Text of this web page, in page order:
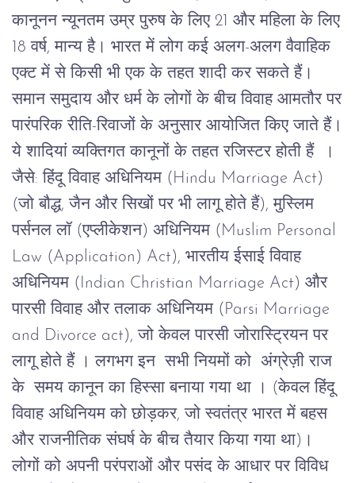
कानूनन न्यूनतम उम्र पुरुष के लिए21 और महिला के लिए
18वर्ष,मान्य है। भारत में लोग कई अलग-अलग वैवाहिक
एक्ट में से किसी भी एक के तहत शादी कर सकते हैं।
समान समुदाय और धर्म के लोगों के बीच विवाह आमतौर पर
पारंपरिक रीति-रिवाजों के अनुसार आयोजित किए जाते हैं।
ये शादियां व्यक्तिगत कानूनों के तहत रजिस्टर होती हैं
।
जैसे: हिंदू विवाह अधिनियम (Hindu Marriage Act)
(जो बौद्ध,जैन और सिखों पर भी लागू होते हैं),मुस्लिम
पर्सनल लॉ (एप्लीकेशन) अधिनियम (Muslim Personal
Law (Application) Act), भारतीय ईसाई विवाह
अधिनियम (Indian Christian Marriage Act) और
पारसी विवाह और तलाक अधिनियम (Parsi Marriage
and Divorce act),जो केवल पारसी जोरास्ट्रियन पर
लागू होते हैं । लगभग इन सभी नियमों को अंग्रेज़ी राज
के समय कानून का हिस्सा बनाया गया था । (केवल हिंदू
विवाह अधिनियम को छोड़कर,जो स्वतंत्र भारत में बहस
और राजनीतिक संघर्ष के बीच तैयार किया गया था) ।
लोगों को अपनी परंपराओं और पसंद के आधार पर विविध